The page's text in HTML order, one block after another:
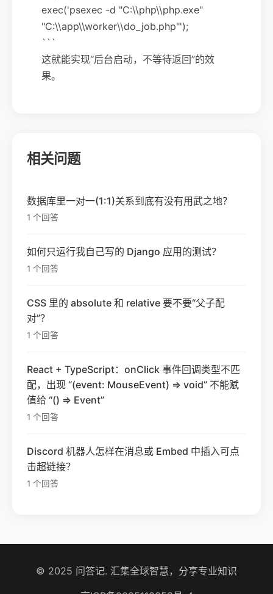
exec('psexec -d "C:\\php\\php.exe"
"C:\\app\\worker\\do_job.php"');
```
这就能实现“后台启动，不等待返回”的效
果。
相关问题
数据库里一对一(1:1)关系到底有没有用武之地？
1 个回答
如何只运行我自己写的 Django 应用的测试？
1 个回答
CSS 里的 absolute 和 relative 要不要“父子配
对”？
1 个回答
React + TypeScript：onClick 事件回调类型不匹
配，出现 “(event: MouseEvent) => void” 不能赋
值给 “() => Event”
1 个回答
Discord 机器人怎样在消息或 Embed 中插入可点
击超链接？
1 个回答
© 2025 问答记. 汇集全球智慧，分享专业知识